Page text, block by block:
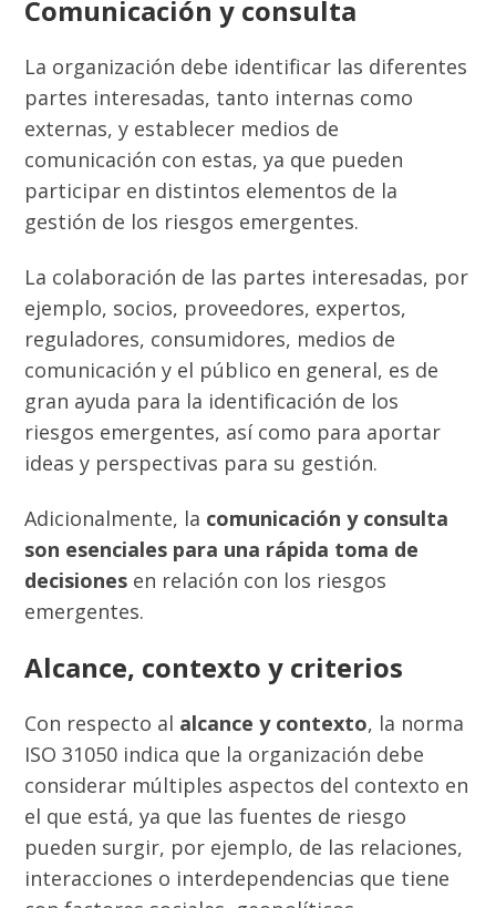
Comunicación y consulta
La organización debe identificar las diferentes
partes interesadas, tanto internas como
externas, y establecer medios de
comunicación con estas, ya que pueden
participar en distintos elementos de la
gestión de los riesgos emergentes.
La colaboración de las partes interesadas, por
ejemplo, socios, proveedores, expertos,
reguladores, consumidores, medios de
comunicación y el público en general, es de
gran ayuda para la identificación de los
riesgos emergentes, así como para aportar
ideas y perspectivas para su gestión.
Adicionalmente, la comunicación y consulta
son esenciales para una rápida toma de
decisiones en relación con los riesgos
emergentes.
Alcance, contexto y criterios
Con respecto al alcance y contexto, la norma
ISO 31050 indica que la organización debe
considerar múltiples aspectos del contexto en
el que está, ya que las fuentes de riesgo
pueden surgir, por ejemplo, de las relaciones,
interacciones o interdependencias que tiene